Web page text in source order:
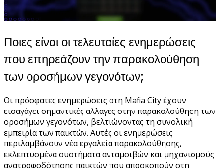
Ποιες είναι οι τελευταίες ενημερώσεις
που επηρεάζουν την παρακολούθηση
των οροσήμων γεγονότων;
Οι πρόσφατες ενημερώσεις στη Mafia City έχουν
εισαγάγει σημαντικές αλλαγές στην παρακολούθηση των
οροσήμων γεγονότων, βελτιώνοντας τη συνολική
εμπειρία των παικτών. Αυτές οι ενημερώσεις
περιλαμβάνουν νέα εργαλεία παρακολούθησης,
εκλεπτυσμένα συστήματα ανταμοιβών και μηχανισμούς
ανατροφοδότησης παικτών που αποσκοπούν στη